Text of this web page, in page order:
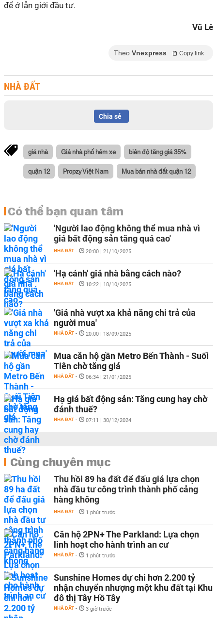
để ở lẫn giới đầu tư.
Vũ Lê
Theo Vnexpress Copy link
NHÀ ĐẤT
Chia sẻ
giá nhà Giá nhà phố hẻm xe biên độ tăng giá 35%
quận 12 Propzy Việt Nam Mua bán nhà đất quận 12
Có thể bạn quan tâm
'Người lao động không thể mua nhà vì
giá bất động sản tăng quá cao'
NHÀ ĐẤT - 20:00 | 21/10/2025
'Hạ cánh' giá nhà bằng cách nào?
NHÀ ĐẤT - 10:22 | 18/10/2025
'Giá nhà vượt xa khả năng chi trả của
người mua'
NHÀ ĐẤT - 20:00 | 18/09/2025
Mua căn hộ gần Metro Bến Thành - Suối
Tiên chờ tăng giá
NHÀ ĐẤT - 06:34 | 21/01/2025
Hạ giá bất động sản: Tăng cung hay chờ
đánh thuế?
NHÀ ĐẤT - 07:11 | 30/12/2024
Cùng chuyên mục
Thu hồi 89 ha đất để đấu giá lựa chọn
nhà đầu tư công trình thành phố cảng
hàng không
NHÀ ĐẤT - 1 phút trước
Căn hộ 2PN+ The Parkland: Lựa chọn
linh hoạt cho hành trình an cư
NHÀ ĐẤT - 1 phút trước
Sunshine Homes dự chi hơn 2.200 tỷ
nhận chuyển nhượng một khu đất tại Khu
đô thị Tây Hồ Tây
NHÀ ĐẤT - 3 giờ trước